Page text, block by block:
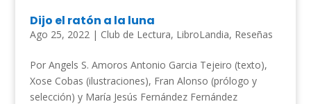
Dijo el ratón a la luna
Ago 25, 2022| Club de Lectura, LibroLandia, Reseñas
Por Angels S. Amoros Antonio Garcia Tejeiro (texto),
Xose Cobas (ilustraciones), Fran Alonso (prólogo y
selección) y María Jesús Fernández Fernández